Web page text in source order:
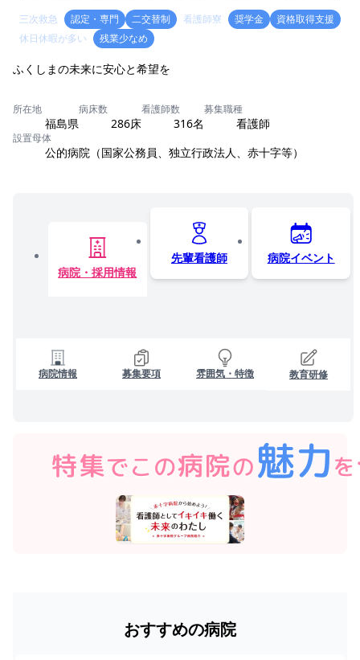
三次救急 認定・専門 二交替制 看護師寮 奨学金
資格取得支援
休日休暇が多い
残業少なめ
ふくしまの未来に安心と希望を
所在地
福島県
病床数
286床
看護師数
316名
募集職種
看護師
設置母体
公的病院（国家公務員、独立行政法人、赤十字等）
病院・採用情報
先輩看護師 病院イベント
病院情報 募集要項 雰囲気・特徴 教育研修
おすすめの病院